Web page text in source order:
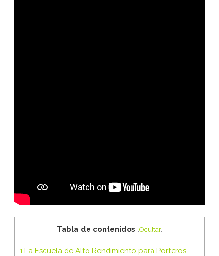
Tabla de contenidos [Ocultar]
1 La Escuela de Alto Rendimiento para Porteros